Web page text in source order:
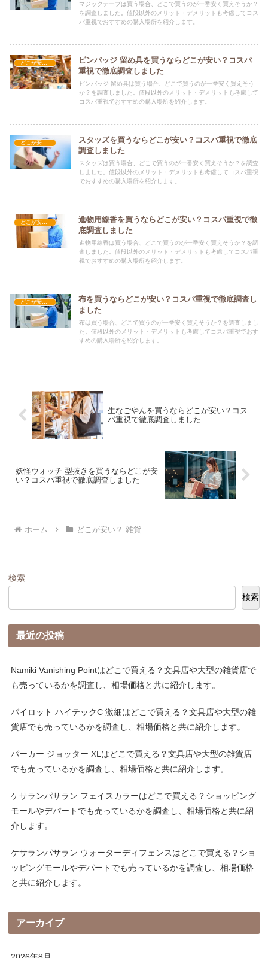
マジックテープは買う場合、どこで買うのが一番安く買えそうか？
を調査しました。値段以外のメリット・デメリットも考慮してコス
パ重視でおすすめの購入場所を紹介します。
どこが安い？-雑貨
ピンバッジ 留め具を買うならどこが安い？コスパ
重視で徹底調査しました
ピンバッジ 留め具は買う場合、どこで買うのが一番安く買えそう
か？を調査しました。値段以外のメリット・デメリットも考慮して
コスパ重視でおすすめの購入場所を紹介します。
どこが安い？-雑貨
スタッズを買うならどこが安い？コスパ重視で徹底
調査しました
スタッズは買う場合、どこで買うのが一番安く買えそうか？を調査
しました。値段以外のメリット・デメリットも考慮してコスパ重視
でおすすめの購入場所を紹介します。
どこが安い？-雑貨
進物用線香を買うならどこが安い？コスパ重視で徹
底調査しました
進物用線香は買う場合、どこで買うのが一番安く買えそうか？を調
査しました。値段以外のメリット・デメリットも考慮してコスパ重
視でおすすめの購入場所を紹介します。
どこが安い？-雑貨
布を買うならどこが安い？コスパ重視で徹底調査し
ました
布は買う場合、どこで買うのが一番安く買えそうか？を調査しまし
た。値段以外のメリット・デメリットも考慮してコスパ重視でおす
すめの購入場所を紹介します。
生なごやんを買うならどこが安い？コス
パ重視で徹底調査しました
妖怪ウォッチ 型抜きを買うならどこが安
い？コスパ重視で徹底調査しました
ホーム どこが安い？-雑貨
検索
検索
最近の投稿
Namiki Vanishing Pointはどこで買える？文具店や大型の雑貨店で
も売っているかを調査し、相場価格と共に紹介します。
パイロット ハイテックC 激細はどこで買える？文具店や大型の雑
貨店でも売っているかを調査し、相場価格と共に紹介します。
パーカー ジョッター XLはどこで買える？文具店や大型の雑貨店
でも売っているかを調査し、相場価格と共に紹介します。
ケサランパサラン フェイスカラーはどこで買える？ショッピング
モールやデパートでも売っているかを調査し、相場価格と共に紹
介します。
ケサランパサラン ウォーターディフェンスはどこで買える？ショ
ッピングモールやデパートでも売っているかを調査し、相場価格
と共に紹介します。
アーカイブ